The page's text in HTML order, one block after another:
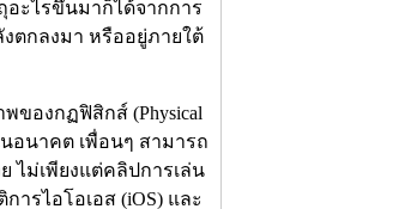
ะไรขึ้นมาก็ได้จากการ
ตกลงมา หรืออยู่ภายใต้
ของกฏฟิสิกส์ (Physical
อนาคต เพื่อนๆ สามารถ
ไม่เพียงแต่คลิปการเล่น
รไอโอเอส (iOS) และ